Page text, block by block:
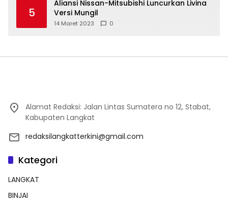
5
Aliansi Nissan-Mitsubishi Luncurkan Livina
Versi Mungil
14 Maret 2023 0
Alamat Redaksi: Jalan Lintas Sumatera no 12, Stabat,
Kabupaten Langkat
redaksilangkatterkini@gmail.com
Kategori
LANGKAT
BINJAI